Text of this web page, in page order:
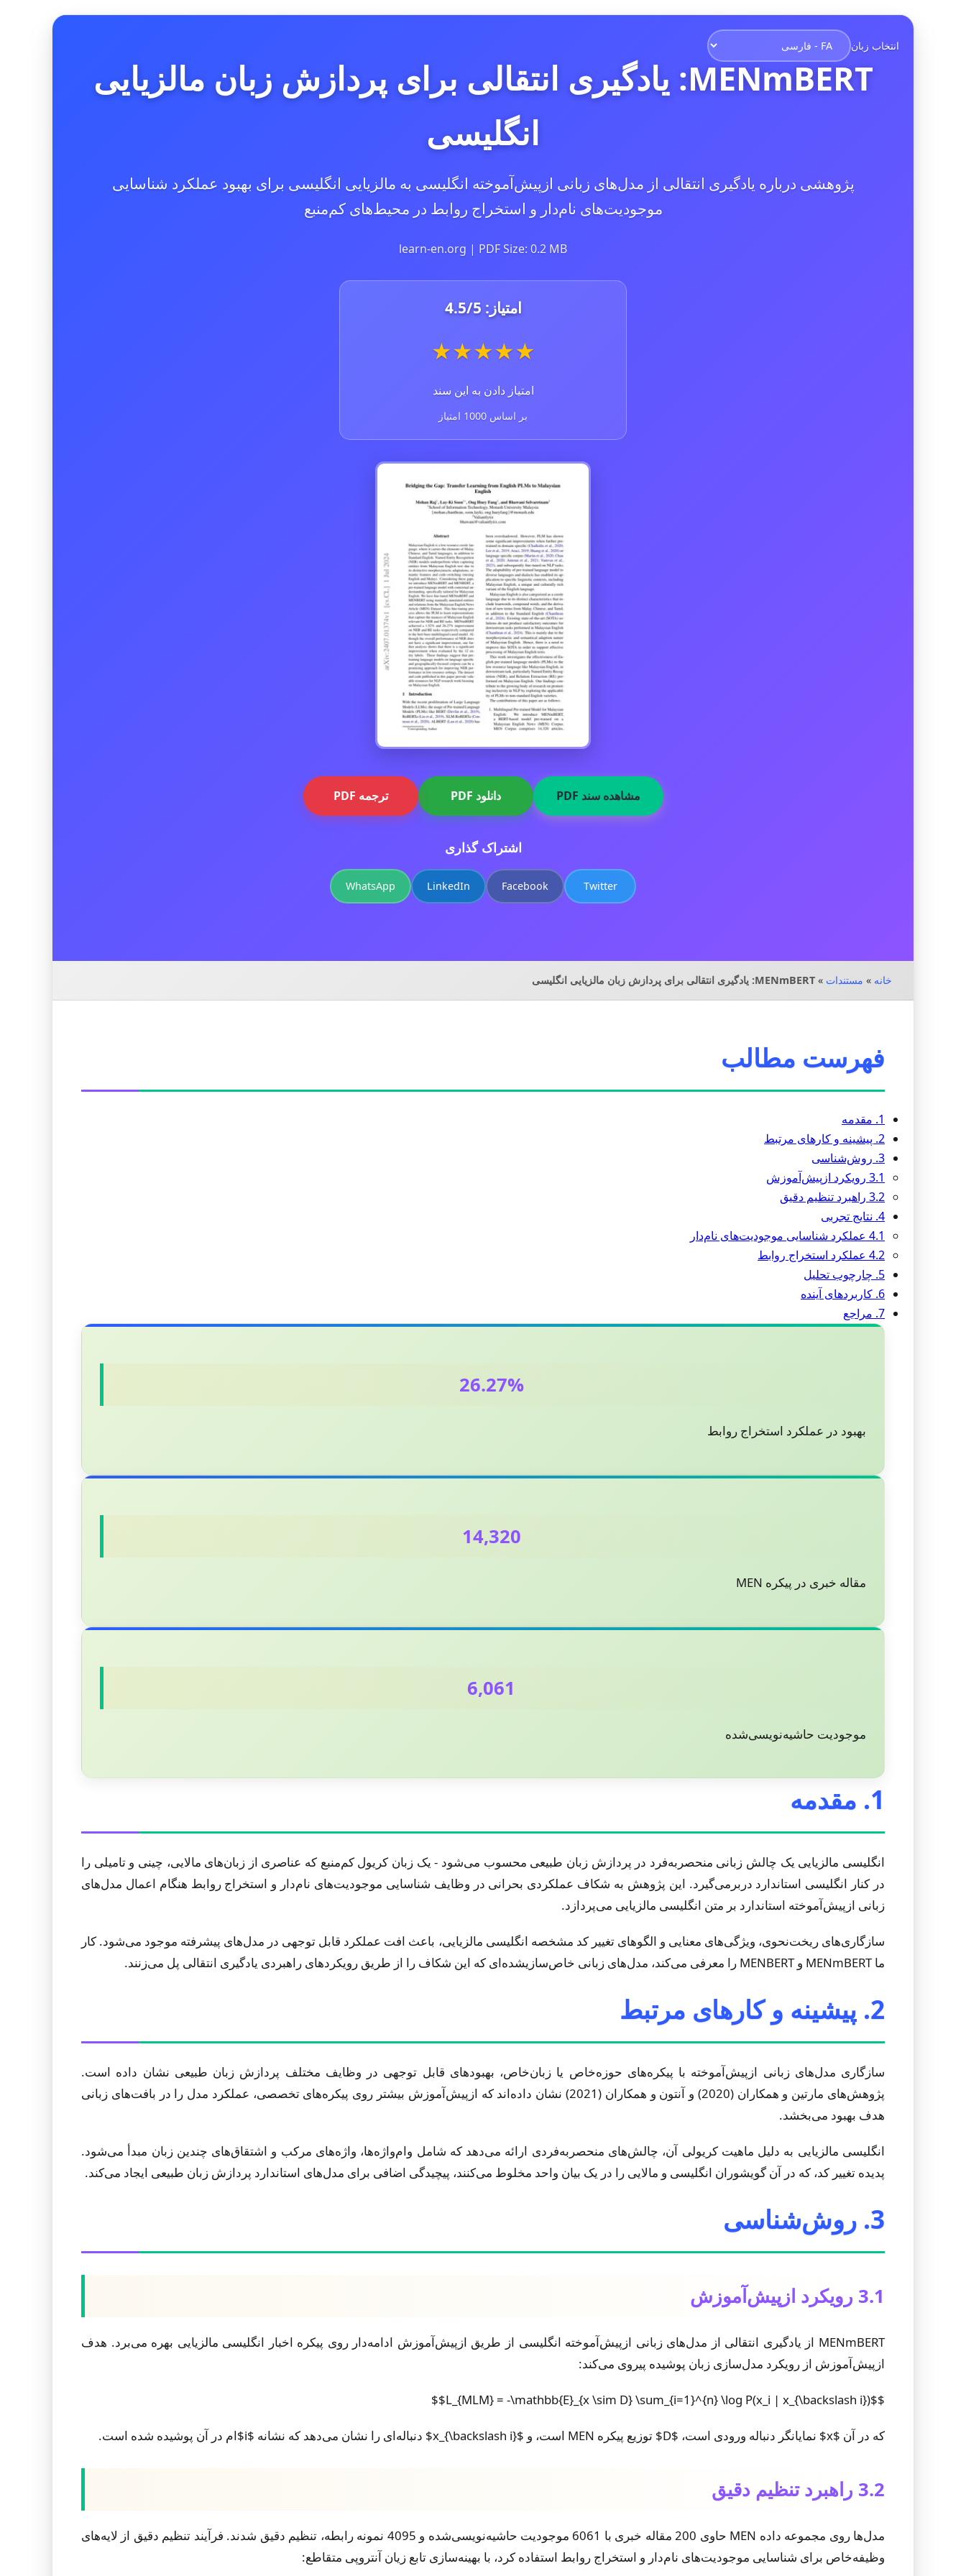
انتخاب زبان
MENmBERT: یادگیری انتقالی برای پردازش زبان مالزیایی
انگلیسی
پژوهشی درباره یادگیری انتقالی از مدل‌های زبانی ازپیش‌آموخته انگلیسی به مالزیایی انگلیسی برای بهبود عملکرد شناسایی
موجودیت‌های نام‌دار و استخراج روابط در محیط‌های کم‌منبع
learn-en.org | PDF Size: 0.2 MB
امتیاز: 4.5/5
★
★
★
★
★
امتیاز دادن به این سند
بر اساس 1000 امتیاز
مشاهده سند PDF دانلود PDF ترجمه PDF
اشتراک گذاری
Twitter
Facebook
LinkedIn
WhatsApp
خانه » مستندات » MENmBERT: یادگیری انتقالی برای پردازش زبان مالزیایی انگلیسی
فهرست مطالب
1. مقدمه
2. پیشینه و کارهای مرتبط
3. روش‌شناسی
3.1 رویکرد ازپیش‌آموزش
3.2 راهبرد تنظیم دقیق
4. نتایج تجربی
4.1 عملکرد شناسایی موجودیت‌های نام‌دار
4.2 عملکرد استخراج روابط
5. چارچوب تحلیل
6. کاربردهای آینده
7. مراجع
26.27%
بهبود در عملکرد استخراج روابط
14,320
مقاله خبری در پیکره MEN
6,061
موجودیت حاشیه‌نویسی‌شده
1. مقدمه
انگلیسی مالزیایی یک چالش زبانی منحصربه‌فرد در پردازش زبان طبیعی محسوب می‌شود - یک زبان کریول کم‌منبع که عناصری از زبان‌های مالایی، چینی و تامیلی را
در کنار انگلیسی استاندارد دربرمی‌گیرد. این پژوهش به شکاف عملکردی بحرانی در وظایف شناسایی موجودیت‌های نام‌دار و استخراج روابط هنگام اعمال مدل‌های
زبانی ازپیش‌آموخته استاندارد بر متن انگلیسی مالزیایی می‌پردازد.
سازگاری‌های ریخت‌نحوی، ویژگی‌های معنایی و الگوهای تغییر کد مشخصه انگلیسی مالزیایی، باعث افت عملکرد قابل توجهی در مدل‌های پیشرفته موجود می‌شود. کار
ما MENmBERT و MENBERT را معرفی می‌کند، مدل‌های زبانی خاص‌سازیشده‌ای که این شکاف را از طریق رویکردهای راهبردی یادگیری انتقالی پل می‌زنند.
2. پیشینه و کارهای مرتبط
سازگاری مدل‌های زبانی ازپیش‌آموخته با پیکره‌های حوزه‌خاص یا زبان‌خاص، بهبودهای قابل توجهی در وظایف مختلف پردازش زبان طبیعی نشان داده است.
پژوهش‌های مارتین و همکاران (2020) و آنتون و همکاران (2021) نشان داده‌اند که ازپیش‌آموزش بیشتر روی پیکره‌های تخصصی، عملکرد مدل را در بافت‌های زبانی
هدف بهبود می‌بخشد.
انگلیسی مالزیایی به دلیل ماهیت کریولی آن، چالش‌های منحصربه‌فردی ارائه می‌دهد که شامل وام‌واژه‌ها، واژه‌های مرکب و اشتقاق‌های چندین زبان مبدأ می‌شود.
پدیده تغییر کد، که در آن گویشوران انگلیسی و مالایی را در یک بیان واحد مخلوط می‌کنند، پیچیدگی اضافی برای مدل‌های استاندارد پردازش زبان طبیعی ایجاد می‌کند.
3. روش‌شناسی
3.1 رویکرد ازپیش‌آموزش
MENmBERT از یادگیری انتقالی از مدل‌های زبانی ازپیش‌آموخته انگلیسی از طریق ازپیش‌آموزش ادامه‌دار روی پیکره اخبار انگلیسی مالزیایی بهره می‌برد. هدف
ازپیش‌آموزش از رویکرد مدل‌سازی زبان پوشیده پیروی می‌کند:
$$L_{MLM} = -\mathbb{E}_{x \sim D} \sum_{i=1}^{n} \log P(x_i | x_{\backslash i})$$
که در آن $x$ نمایانگر دنباله ورودی است، $D$ توزیع پیکره MEN است، و $x_{\backslash i}$ دنباله‌ای را نشان می‌دهد که نشانه $i$ام در آن پوشیده شده است.
3.2 راهبرد تنظیم دقیق
مدل‌ها روی مجموعه داده MEN حاوی 200 مقاله خبری با 6061 موجودیت حاشیه‌نویسی‌شده و 4095 نمونه رابطه، تنظیم دقیق شدند. فرآیند تنظیم دقیق از لایه‌های
وظیفه‌خاص برای شناسایی موجودیت‌های نام‌دار و استخراج روابط استفاده کرد، با بهینه‌سازی تابع زیان آنتروپی متقاطع: